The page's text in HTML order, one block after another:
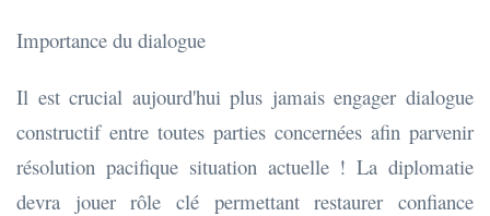
Importance du dialogue
Il est crucial aujourd'hui plus jamais engager dialogue
constructif entre toutes parties concernées afin parvenir
résolution pacifique situation actuelle ! La diplomatie
devra jouer rôle clé permettant restaurer confiance